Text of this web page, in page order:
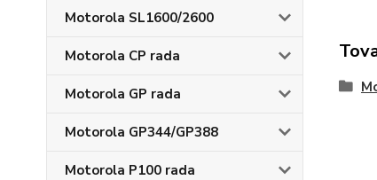
Motorola SL1600/2600
Motorola CP rada
Motorola GP rada
Motorola GP344/GP388
Motorola P100 rada